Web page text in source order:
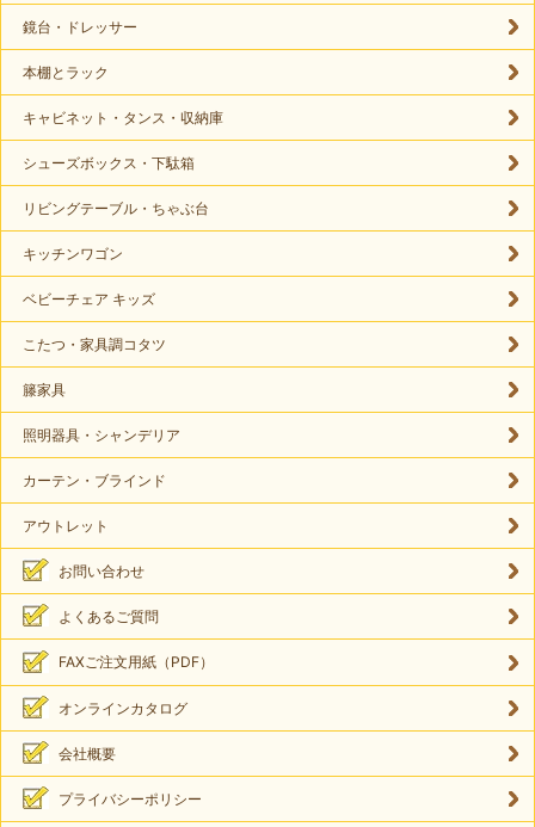
鏡台・ドレッサー
本棚とラック
キャビネット・タンス・収納庫
シューズボックス・下駄箱
リビングテーブル・ちゃぶ台
キッチンワゴン
ベビーチェア キッズ
こたつ・家具調コタツ
籐家具
照明器具・シャンデリア
カーテン・ブラインド
アウトレット
お問い合わせ
よくあるご質問
FAXご注文用紙（PDF）
オンラインカタログ
会社概要
プライバシーポリシー